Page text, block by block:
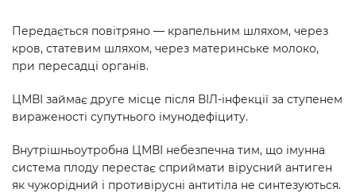
Передається повітряно — крапельним шляхом, через
кров, статевим шляхом, через материнське молоко,
при пересадці органів.
ЦМВІ займає друге місце після ВІЛ-інфекції за ступенем
вираженості супутнього імунодефіциту.
Внутрішньоутробна ЦМВІ небезпечна тим, що імунна
система плоду перестає сприймати вірусний антиген
як чужорідний і противірусні антитіла не синтезуються.